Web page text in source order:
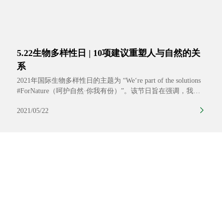
5.22生物多样性日 | 10项建议重塑人与自然的关
系
2021年国际生物多样性日的主题为 “We‘re part of the solutions
#ForNature（呵护自然·你我有份）”。该节日旨在强调，我们
展挑战的强大动力。《生物多样性公约》秘书处认为，生物多
2021/05/22